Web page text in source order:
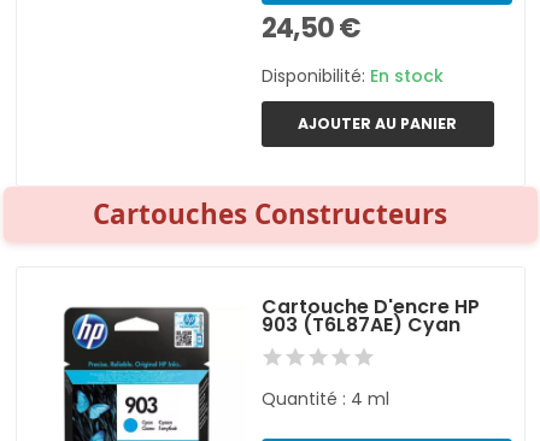
24,50 €
Disponibilité: En stock
AJOUTER AU PANIER
Cartouches Constructeurs
Cartouche D'encre HP
903 (T6L87AE) Cyan
Quantité : 4 ml